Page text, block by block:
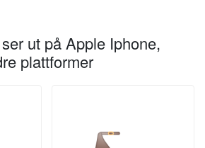
ut på Apple Iphone,
plattformer